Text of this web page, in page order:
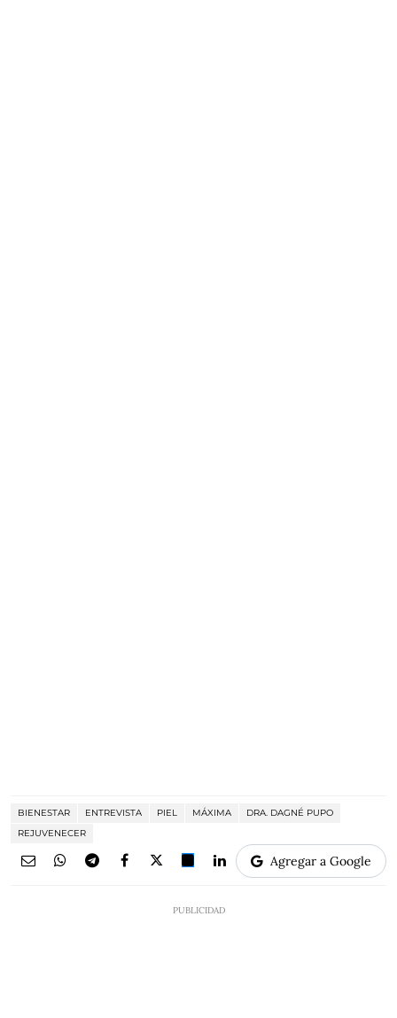
BIENESTAR ENTREVISTA PIEL MÁXIMA
DRA. DAGNÉ PUPO
REJUVENECER
Agregar a Google